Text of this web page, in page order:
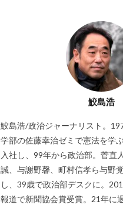
鮫島浩
鮫島浩/政治ジャーナリスト。
学部の佐藤幸治ゼミで憲法を学
入社し、99年から政治部。菅直
誠、与謝野馨、町村信孝ら与野
し、39歳で政治部デスクに。
報道で新聞協会賞受賞。21年に